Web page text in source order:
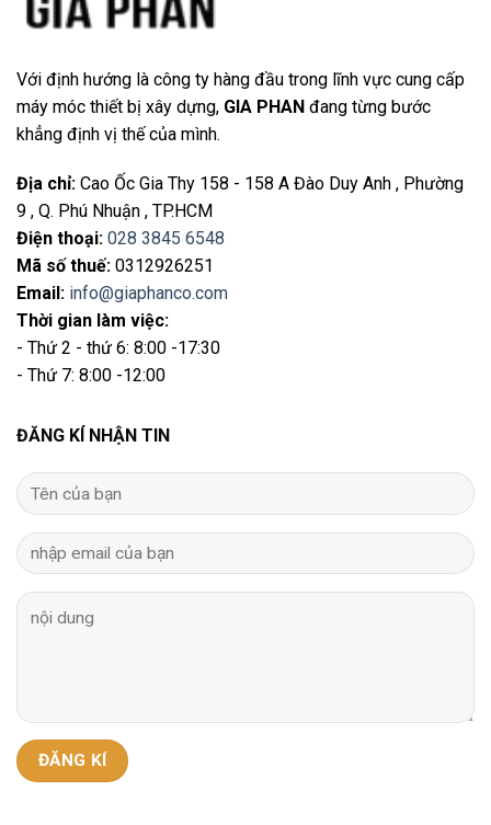
Với định hướng là công ty hàng đầu trong lĩnh vực cung cấp
máy móc thiết bị xây dựng, GIA PHAN đang từng bước
khẳng định vị thế của mình.
Địa chỉ: Cao Ốc Gia Thy 158 - 158 A Đào Duy Anh , Phường
9 , Q. Phú Nhuận , TP.HCM
Điện thoại: 028 3845 6548
Mã số thuế: 0312926251
Email : info@giaphanco.com
Thời gian làm việc:
- Thứ 2 - thứ 6: 8:00 -17:30
- Thứ 7: 8:00 -12:00
ĐĂNG KÍ NHẬN TIN